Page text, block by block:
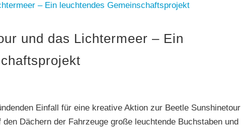
und das Lichtermeer – Ein
Einfall für eine kreative Aktion zur Beetle Sunshinetour
Dächern der Fahrzeuge große leuchtende Buchstaben und